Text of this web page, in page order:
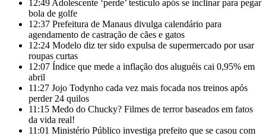
12:49 Adolescente ‘perde’ testículo após se inclinar para pegar
bola de golfe
12:37 Prefeitura de Manaus divulga calendário para
agendamento de castração de cães e gatos
12:24 Modelo diz ter sido expulsa de supermercado por usar
roupas curtas
12:07 Índice que mede a inflação dos aluguéis cai 0,95% em
abril
11:27 Jojo Todynho cada vez mais focada nos treinos após
perder 24 quilos
11:15 Medo do Chucky? Filmes de terror baseados em fatos
da vida real!
11:01 Ministério Público investiga prefeito que se casou com